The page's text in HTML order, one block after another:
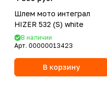
Шлем мото интеграл
HIZER 532 (S) white
В наличии
Арт. 00000013423
В корзину